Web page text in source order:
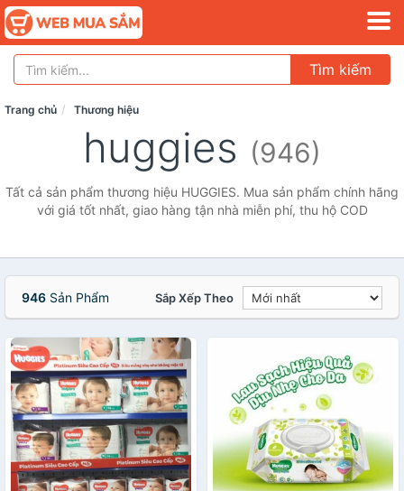
Tìm kiếm
Trang chủ Thương hiệu
huggies (946)
Tất cả sản phẩm thương hiệu HUGGIES. Mua sản phẩm chính hãng
với giá tốt nhất, giao hàng tận nhà miễn phí, thu hộ COD
946 Sản Phẩm Sắp Xếp Theo